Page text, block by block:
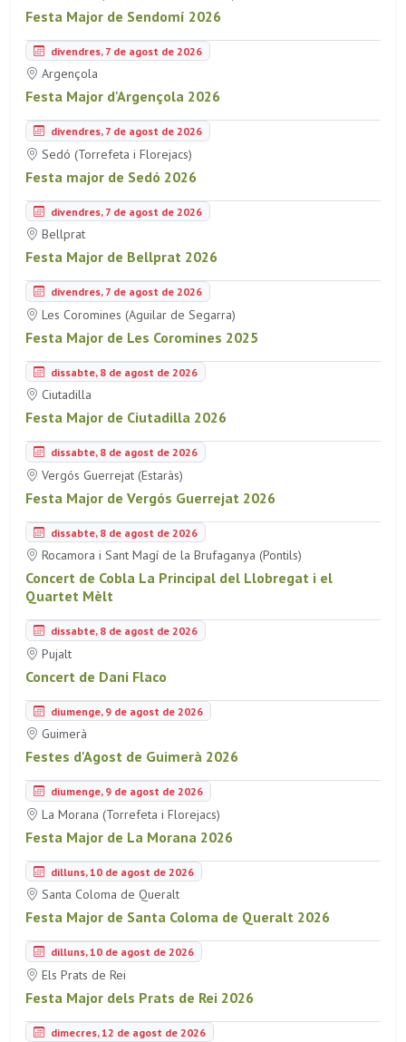
Festa Major de Sendomí 2026
divendres, 7 de agost de 2026
Argençola
Festa Major d'Argençola 2026
divendres, 7 de agost de 2026
Sedó (Torrefeta i Florejacs)
Festa major de Sedó 2026
divendres, 7 de agost de 2026
Bellprat
Festa Major de Bellprat 2026
divendres, 7 de agost de 2026
Les Coromines (Aguilar de Segarra)
Festa Major de Les Coromines 2025
dissabte, 8 de agost de 2026
Ciutadilla
Festa Major de Ciutadilla 2026
dissabte, 8 de agost de 2026
Vergós Guerrejat (Estaràs)
Festa Major de Vergós Guerrejat 2026
dissabte, 8 de agost de 2026
Rocamora i Sant Magí de la Brufaganya (Pontils)
Concert de Cobla La Principal del Llobregat i el
Quartet Mèlt
dissabte, 8 de agost de 2026
Pujalt
Concert de Dani Flaco
diumenge, 9 de agost de 2026
Guimerà
Festes d'Agost de Guimerà 2026
diumenge, 9 de agost de 2026
La Morana (Torrefeta i Florejacs)
Festa Major de La Morana 2026
dilluns, 10 de agost de 2026
Santa Coloma de Queralt
Festa Major de Santa Coloma de Queralt 2026
dilluns, 10 de agost de 2026
Els Prats de Rei
Festa Major dels Prats de Rei 2026
dimecres, 12 de agost de 2026